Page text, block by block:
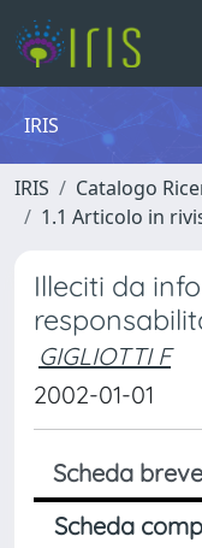
IRIS
IRIS Catalogo
1.1 Articolo in
Illeciti da
GIGLIOTTI F
2002-01-01
Scheda breve
Scheda